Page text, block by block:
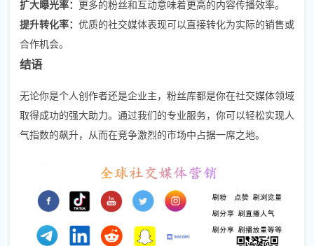
扩大曝光率： 更多的粉丝和互动意味着更高的内容传播效率。
提升转化率： 优质的社交媒体表现可以直接转化为实际的销售或
合作机会。
结语
无论你是个人创作者还是企业主，粉丝库都是你在社交媒体领域
取得成功的强大助力。通过我们的专业服务，你可以轻松实现人
气指数的飙升，从而在竞争激烈的市场中占据一席之地。